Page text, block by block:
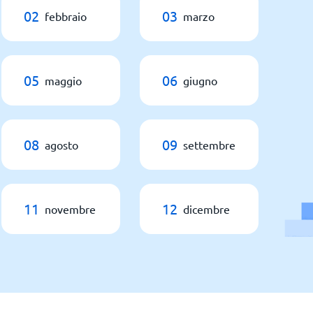
02 febbraio 03 marzo
05 maggio 06 giugno
08 agosto 09 settembre
11 novembre 12 dicembre